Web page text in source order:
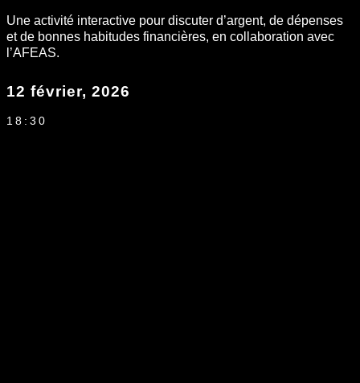
Une activité interactive pour discuter d’argent, de dépenses
et de bonnes habitudes financières, en collaboration avec
l’AFEAS.
12 février, 2026
18:30